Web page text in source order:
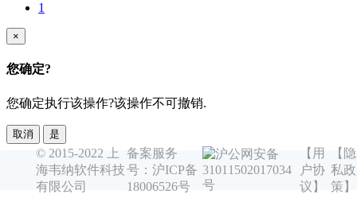
1
×
您确定?
您确定执行该操作?该操作不可撤销.
取消 是
© 2015-2022 上
海韦纳软件科技
有限公司
备案服务
号：沪ICP备
18006526号
沪公网安备
31011502017034
号
【用
户协
议】
【隐
私政
策】